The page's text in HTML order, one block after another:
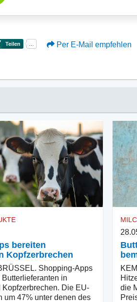
Per E-Mail empfehlen
bereiten
Kopfzerbrechen
Shopping-Apps
Butterlieferanten in
Kopfzerbrechen. Die EU-
um 47% unter denen des
die